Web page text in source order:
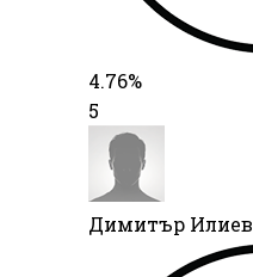
4.76%
5
Димитър Илиев